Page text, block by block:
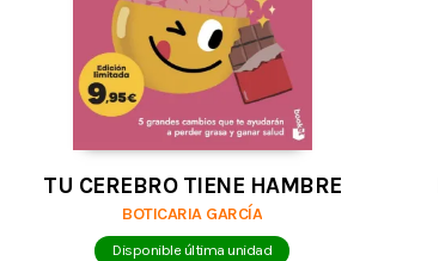
TU CEREBRO TIENE HAMBRE
BOTICARIA GARCÍA
Disponible última unidad